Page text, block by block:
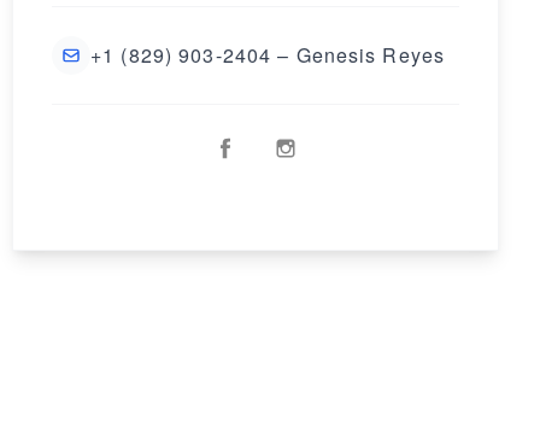
+1 (829) 903-2404 – Genesis Reyes